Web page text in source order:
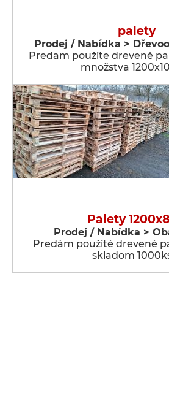
palety
Prodej / Nabídka >
Predam použite drevené
množstva
Palety
Prodej / Nabídka >
Predám použité drevené
skladom